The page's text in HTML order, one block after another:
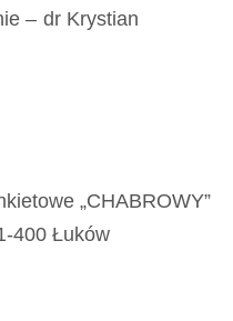
– dr Krystian
„CHABROWY”
400 Łuków